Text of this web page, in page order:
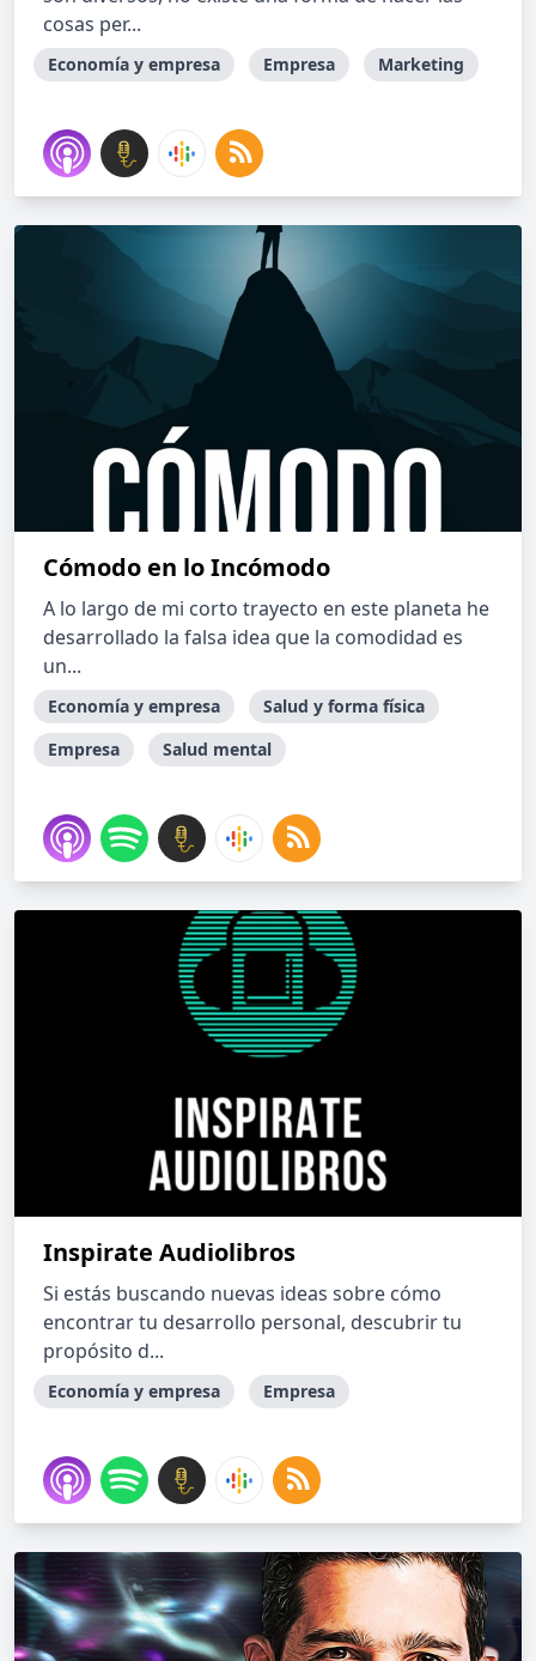
cosas per...
Economía y empresa Empresa Marketing
Cómodo en lo Incómodo
A lo largo de mi corto trayecto en este planeta he
desarrollado la falsa idea que la comodidad es
un...
Economía y empresa
Salud y forma física
Empresa
Salud mental
Inspirate Audiolibros
Si estás buscando nuevas ideas sobre cómo
encontrar tu desarrollo personal, descubrir tu
propósito d...
Economía y empresa Empresa